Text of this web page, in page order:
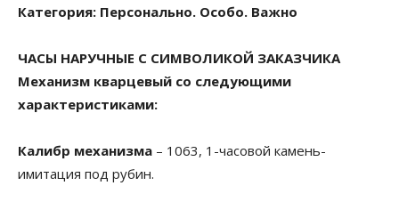
Категория: Персонально. Особо. Важно
ЧАСЫ НАРУЧНЫЕ С СИМВОЛИКОЙ ЗАКАЗЧИКА
Механизм кварцевый со следующими
характеристиками:
Калибр механизма – 1063, 1-часовой камень-
имитация под рубин.